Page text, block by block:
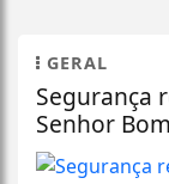
GERAL
Segurança
Senhor